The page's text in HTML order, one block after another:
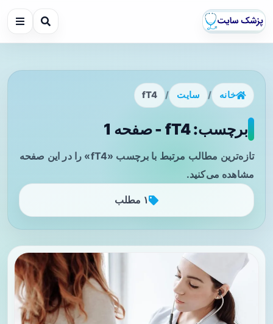
خانه / سایت /
fT4
برچسب: fT4 - صفحه 1
تازه‌ترین مطالب مرتبط با برچسب «fT4» را در این صفحه
مشاهده می‌کنید.
۱ مطلب